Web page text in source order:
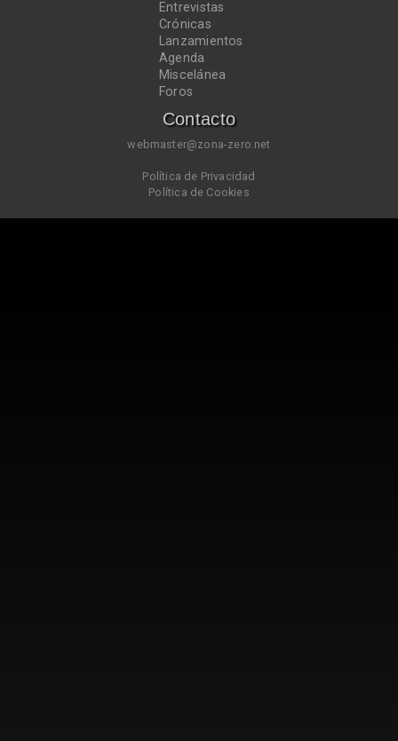
Entrevistas
Crónicas
Lanzamientos
Agenda
Miscelánea
Foros
Contacto
webmaster@zona-zero.net
Política de Privacidad
Política de Cookies